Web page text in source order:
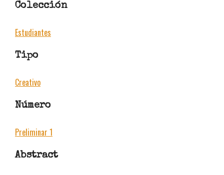
Colección
Estudiantes
Tipo
Creativo
Número
Preliminar 1
Abstract